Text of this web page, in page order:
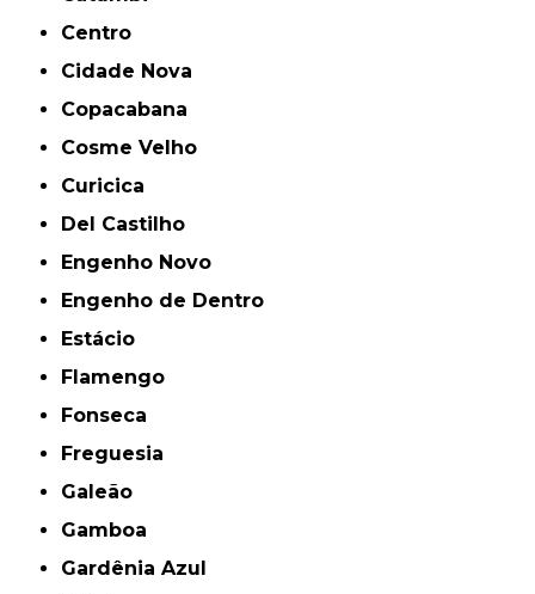
Centro
Cidade Nova
Copacabana
Cosme Velho
Curicica
Del Castilho
Engenho Novo
Engenho de Dentro
Estácio
Flamengo
Fonseca
Freguesia
Galeão
Gamboa
Gardênia Azul